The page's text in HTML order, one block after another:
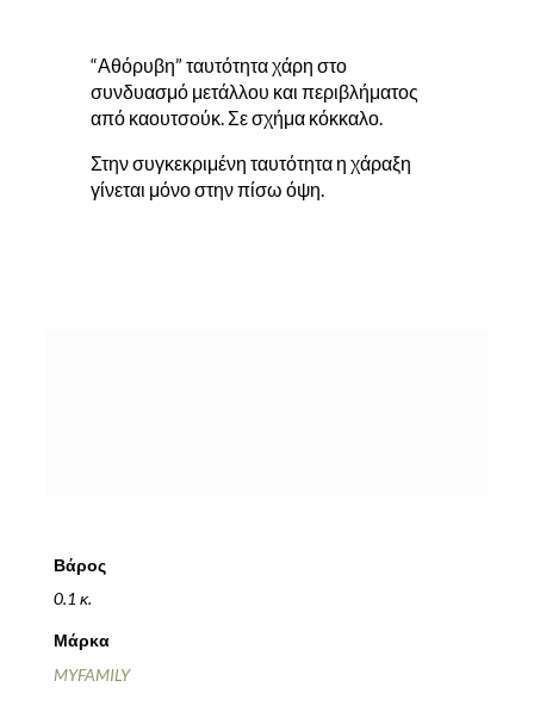
“Αθόρυβη” ταυτότητα χάρη στο
συνδυασμό μετάλλου και περιβλήματος
από καουτσούκ. Σε σχήμα κόκκαλο.
Στην συγκεκριμένη ταυτότητα η χάραξη
γίνεται μόνο στην πίσω όψη.
Βάρος
0.1 κ.
Μάρκα
MYFAMILY